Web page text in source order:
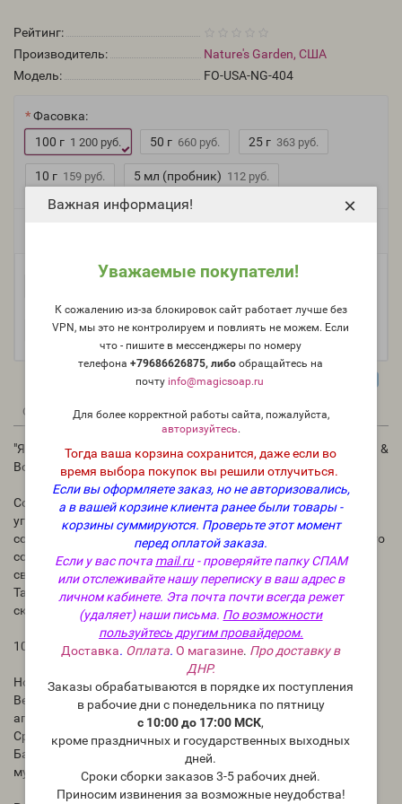
Важная информация!
Уважаемые покупатели!
К сожалению из-за блокировок сайт работает лучше без
VPN, мы это не контролируем и повлиять не можем. Если
что - пишите в мессенджеры по номеру
телефона+79686626875, либообращайтесь на
почту info@magicsoap.ru
Для более корректной работы сайта, пожалуйста,
авторизуйтесь.
Тогда ваша корзина сохранится, даже если во
время выбора покупок вы решили отлучиться.
Если вы оформляете заказ, но не авторизовались,
а в вашей корзине клиента ранее были товары -
корзины суммируются. Проверьте этот момент
перед оплатой заказа.
Если у вас почта mail.ru- проверяйте папку СПАМ
или отслеживайте нашу переписку в ваш адрес в
личном кабинете. Эта почта почти всегда режет
(удаляет) наши письма. По возможности
пользуйтесь другим провайдером.
Доставка. Оплата.О магазине. Про доставку в
ДНР.
Заказы обрабатываются в порядке их поступления
в рабочие дни с понедельника по пятницу
с 10:00 до 17:00 МСК,
кроме праздничных и государственных выходных
дней.
Сроки сборки заказов 3-5 рабочих дней.
Приносим извинения за возможные неудобства!
×
Рейтинг:
Производитель:
Nature's Garden, США
Модель:
FO-USA-NG-404
Фасовка:
100 г 1 200 руб. 50 г 660 руб. 25 г 363 руб.
10 г 159 руб. 5 мл (пробник) 112 руб.
В корзину
Описание Отзывы Вопрос - Ответ
"Ягоды и снежинки (по мотивам Ice Frosted Strawberry by Bath &
Body Works)", (NG Snowflakes and Berries), - отдушка США
Сочетание ягод и снежинок — это уникальное зимнее
угощение! Сочетание свежего зимнего дня идеально
сочетается со сладостью клубники. «Снежинки и ягоды» — это
сочетание, которое добавит капельку волшебства вашим
свечам ручной работы, а также средствам для ванны и тела.
Так что вперед и попробуйте этот сладкий аромат зимней
сказки, вы не будете разочарованы.
100% концентрация.
Ноты ароматы:
Верхние ноты: Сочная клубника, ледяной бергамот,
апельсиновый мандарин
Средние ноты: Зимний жасмин, снежные капли
Базовые ноты: Светлая древесина, золотистая амбра, белый
мускус